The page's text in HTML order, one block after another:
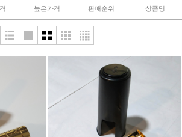
높은가격 판매순위 상품명